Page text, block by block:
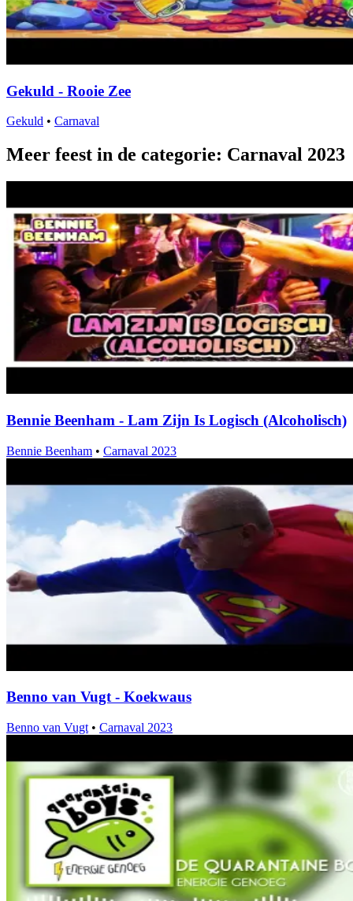
Gekuld - Rooie Zee
Gekuld • Carnaval
Meer feest in de categorie: Carnaval 2023
Bennie Beenham - Lam Zijn Is Logisch (Alcoholisch)
Bennie Beenham • Carnaval 2023
Benno van Vugt - Koekwaus
Benno van Vugt • Carnaval 2023